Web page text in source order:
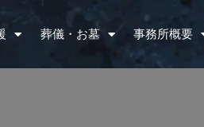
葬儀・お墓 事務所概要